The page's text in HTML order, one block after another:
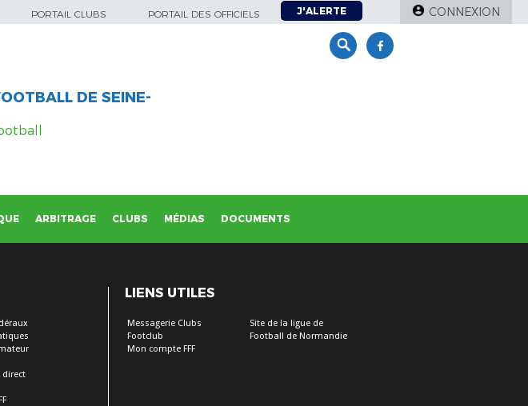
PORTAIL CLUBS PORTAIL DES OFFICIELS J'ALERTE CONNEXION
DE SEINE-
ARBITRAGE CLUBS MÉDIAS DOCUMENTS
direct
LIENS UTILES
Messagerie Clubs
Footclub
Mon compte FFF
Site de la ligue de
Football de Normandie